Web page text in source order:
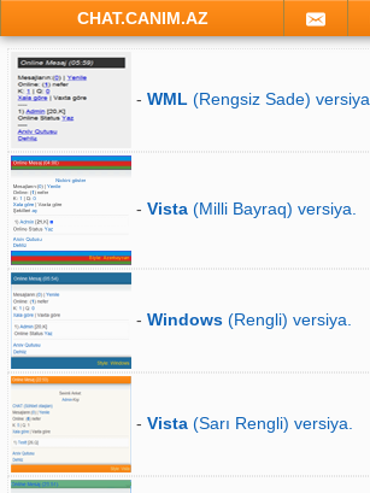
CHAT.CANIM.AZ
- WML (Rengsiz Sade) versiya.
- Vista (Milli Bayraq) versiya.
- Windows (Rengli) versiya.
- Vista (Sarı Rengli) versiya.